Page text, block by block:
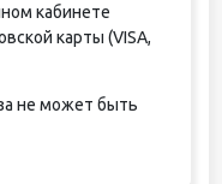
кабинете
карты (VISA,
не может быть